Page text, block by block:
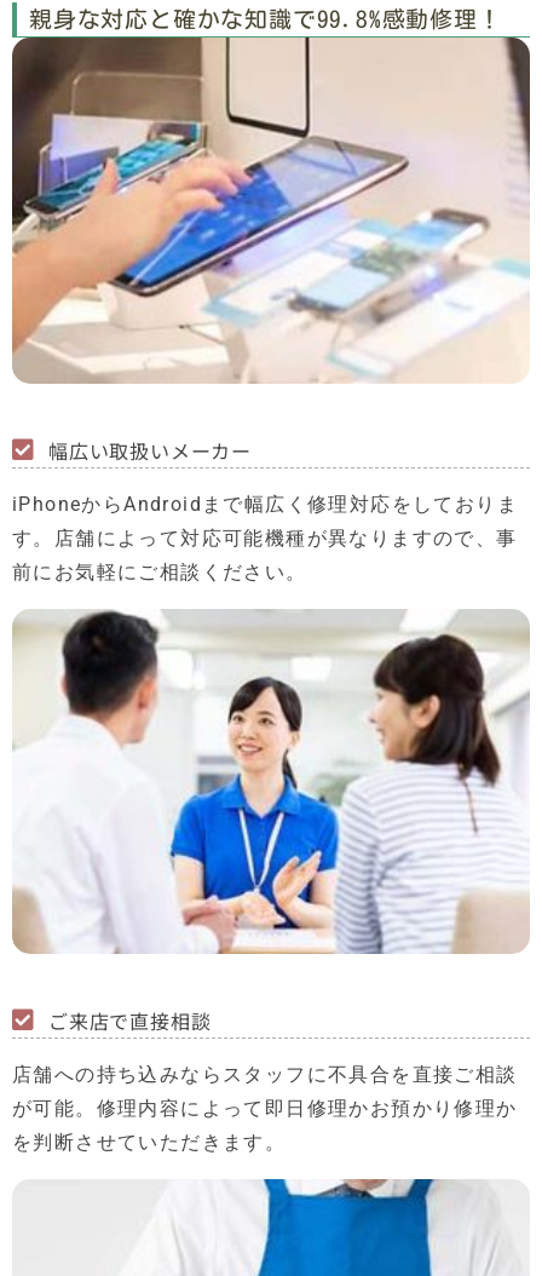
親身な対応と確かな知識で99.8%感動修理！
幅広い取扱いメーカー
iPhoneからAndroidまで幅広く修理対応をしておりま
す。店舗によって対応可能機種が異なりますので、事
前にお気軽にご相談ください。
ご来店で直接相談
店舗への持ち込みならスタッフに不具合を直接ご相談
が可能。修理内容によって即日修理かお預かり修理か
を判断させていただきます。